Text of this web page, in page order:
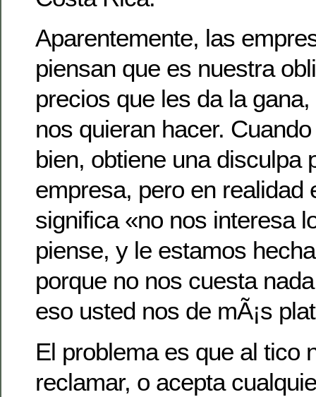
Aparentemente, las
piensan que es nuestra
precios que les da la
nos quieran hacer.
bien, obtiene una disculpa
empresa, pero en realidad
significa «no nos interesa
piense, y le estamos
porque no nos cuesta
eso usted nos de mÃ¡s
El problema es que al tico
reclamar, o acepta